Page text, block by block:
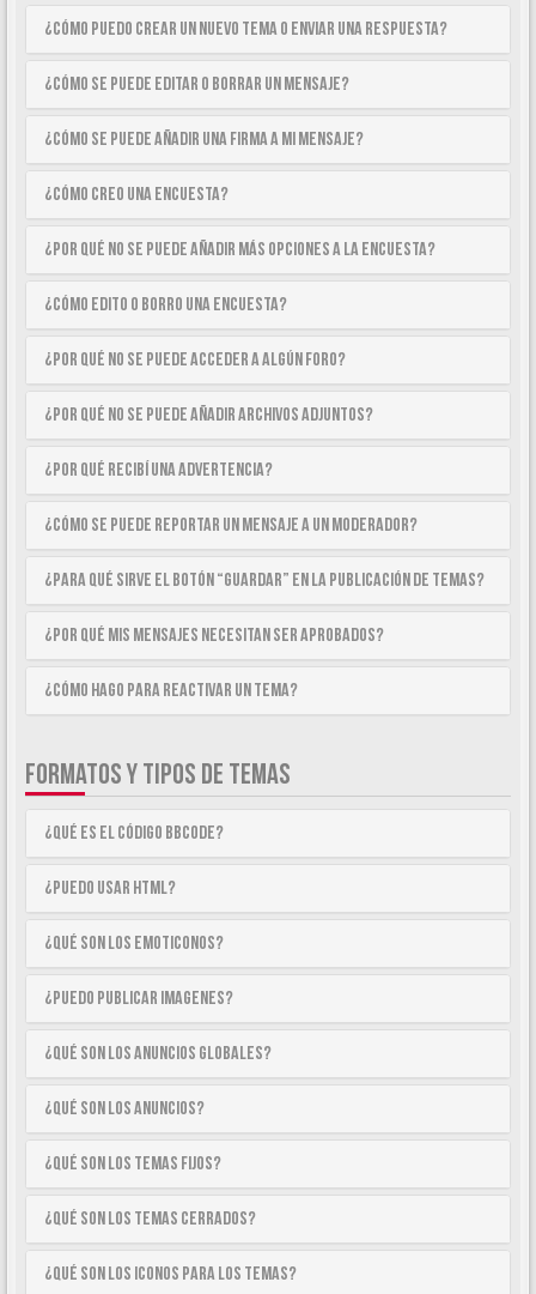
¿Cómo puedo crear un nuevo tema o enviar una respuesta?
¿Cómo se puede editar o borrar un mensaje?
¿Cómo se puede añadir una firma a mi mensaje?
¿Cómo creo una encuesta?
¿Por qué no se puede añadir más opciones a la encuesta?
¿Cómo edito o borro una encuesta?
¿Por qué no se puede acceder a algún foro?
¿Por qué no se puede añadir archivos adjuntos?
¿Por qué recibí una advertencia?
¿Cómo se puede reportar un mensaje a un moderador?
¿Para qué sirve el botón “Guardar” en la publicación de temas?
¿Por qué mis mensajes necesitan ser aprobados?
¿Cómo hago para reactivar un tema?
FORMATOS Y TIPOS DE TEMAS
¿Qué es el código BBCode?
¿Puedo usar HTML?
¿Qué son los emoticonos?
¿Puedo publicar imagenes?
¿Qué son los anuncios globales?
¿Qué son los anuncios?
¿Qué son los temas fijos?
¿Qué son los temas cerrados?
¿Qué son los iconos para los temas?